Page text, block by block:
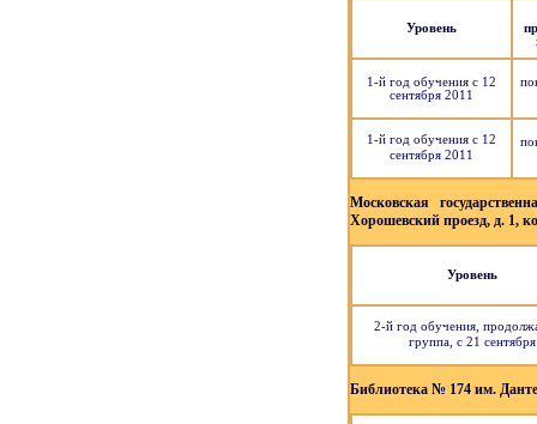
Уровень
1-й год обучения с 12
сентября 2011
1-й год обучения с 12
сентября 2011
Московская
Хорошевский проезд, д. 1,
Уровень
2-й год обучения,
группа, с 21 сентября
Библиотека № 174 им.